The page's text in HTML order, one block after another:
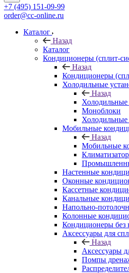
+7 (495) 151-09-99
order@cc-online.ru
Каталог
Назад
Каталог
Кондиционеры (сплит-
Назад
Кондиционеры
Холодильные
Назад
Холодильные
Моноблоки
Холодильные
Мобильные
Назад
Мобильные
Настенные
Оконные
Кассетные
Канальные
Напольно-
Колонные
Кондиционеры без
Аксессуары для
Назад
Аксессуары
Помпы